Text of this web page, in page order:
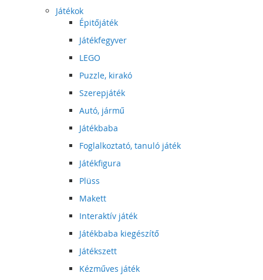
Játékok
Épitőjáték
Játékfegyver
LEGO
Puzzle, kirakó
Szerepjáték
Autó, jármű
Játékbaba
Foglalkoztató, tanuló játék
Játékfigura
Plüss
Makett
Interaktív játék
Játékbaba kiegészítő
Játékszett
Kézműves játék